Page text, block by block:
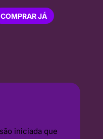
COMPRAR JÁ
iniciada que